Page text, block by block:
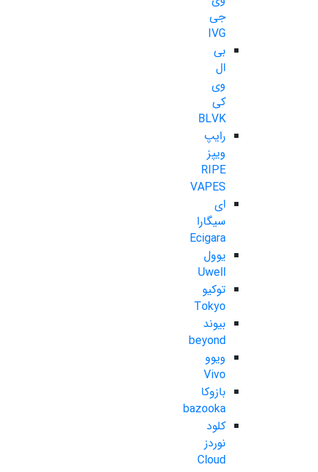
جی
IVG
بی
ال
وی
کی
BLVK
رایپ
ویپز
RIPE
VAPES
ای
سیگارا
Ecigara
یوول
Uwell
توکیو
Tokyo
بیوند
beyond
ویوو
Vivo
بازوکا
bazooka
کلود
نوردز
Cloud